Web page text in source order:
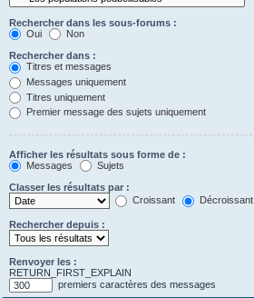
Rechercher dans les sous-forums :
Oui
Non
Rechercher dans :
Titres et messages
Messages uniquement
Titres uniquement
Premier message des sujets uniquement
Afficher les résultats sous forme de :
Messages
Sujets
Classer les résultats par :
Croissant
Décroissant
Rechercher depuis :
Renvoyer les :
RETURN_FIRST_EXPLAIN
premiers caractères des messages